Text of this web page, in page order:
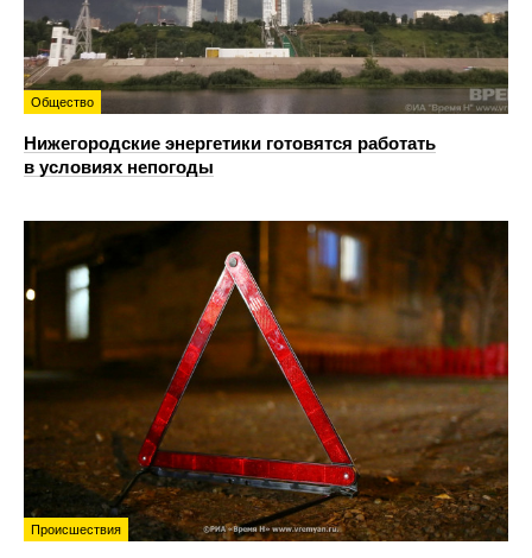
Общество
Нижегородские энергетики готовятся работать
в условиях непогоды
Происшествия